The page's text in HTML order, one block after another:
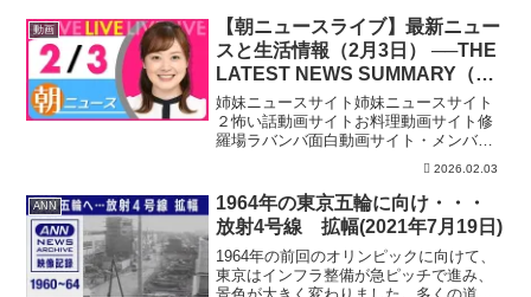
んが、この業務を司法書士法人永田町事
務所に委託し、NHK党が...
動画
【朝ニュースライブ】最新ニュー
スと生活情報（2月3日） ──THE
LATEST NEWS SUMMARY（日
テレNEWS LIVE）
姉妹ニュースサイト姉妹ニュースサイト
２怖い話動画サイトお料理動画サイト修
羅場ラバンバ面白動画サイト・メンバー
シップ「日テレNEWSクラブ」始まりま
した月額290円で所属歴に応じ色が変化し
ステータスアップしていくバッジ特典
や、ライブ配信のチャ...
2026.02.03
ANN
1964年の東京五輪に向け・・・
放射4号線 拡幅(2021年7月19日)
1964年の前回のオリンピックに向けて、
東京はインフラ整備が急ピッチで進み、